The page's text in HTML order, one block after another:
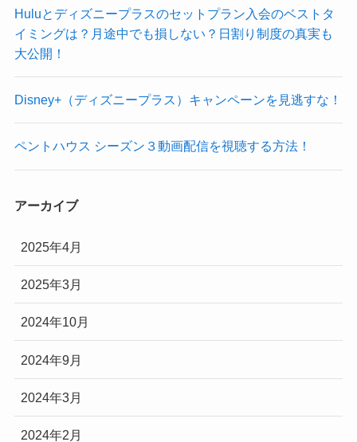
Huluとディズニープラスのセットプラン入会のベストタ
イミングは？月途中でも損しない？日割り制度の真実も
大公開！
Disney+（ディズニープラス）キャンペーンを見逃すな！
ペントハウス シーズン３動画配信を視聴する方法！
アーカイブ
2025年4月
2025年3月
2024年10月
2024年9月
2024年3月
2024年2月